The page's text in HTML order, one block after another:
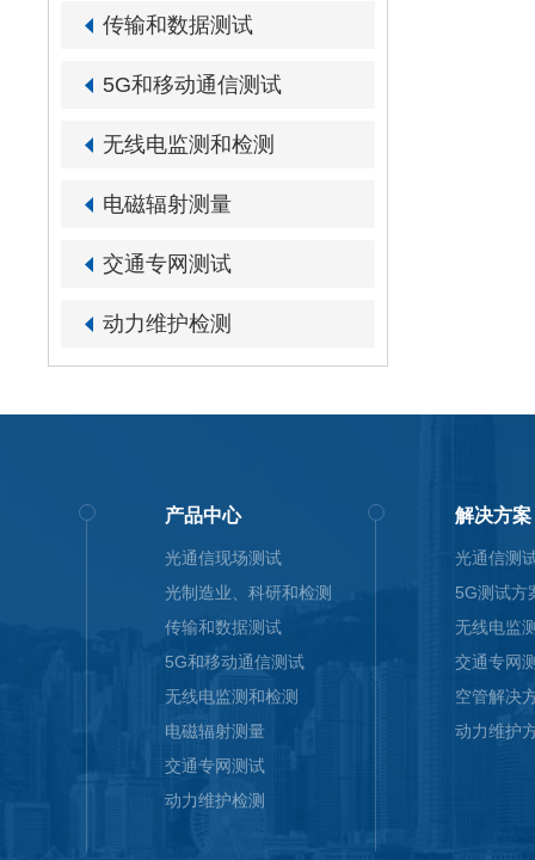
传输和数据测试
5G和移动通信测试
无线电监测和检测
电磁辐射测量
交通专网测试
动力维护检测
产品中心
光通信现场测试
光制造业、科研和检测
传输和数据测试
5G和移动通信测试
无线电监测和检测
电磁辐射测量
交通专网测试
动力维护检测
解决方案
光通信测
5G测试方
无线电监
交通专网
空管解决
动力维护